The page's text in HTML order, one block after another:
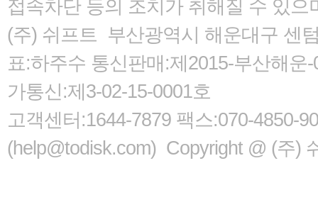
접속차단 등의 조치가 취해질 수 있으
(주) 쉬프트 부산광역시 해운대구 센
표:하주수 통신판매:제2015-부산해
가통신:제3-02-15-0001호
고객센터:1644-7879 팩스:070-4850-
(help@todisk.com) Copyright @ (주)